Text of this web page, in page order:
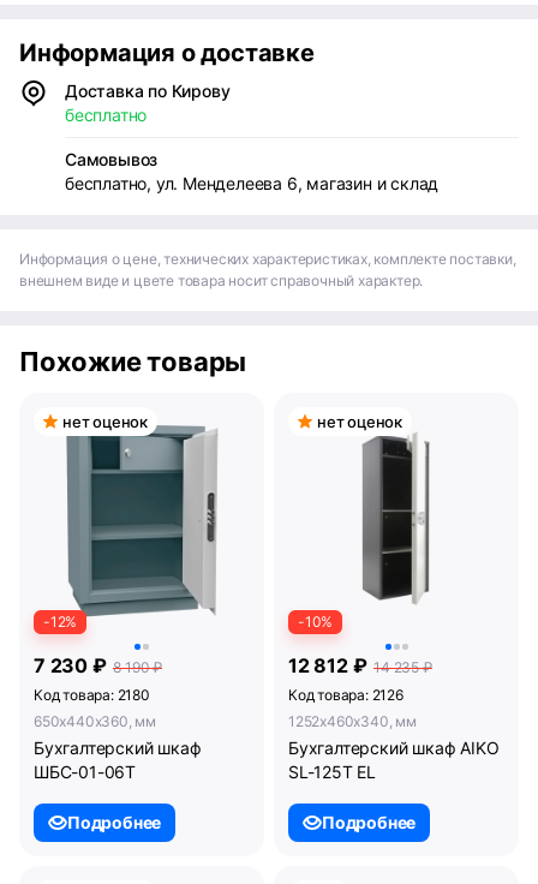
Информация о доставке
Доставка по Кирову
бесплатно
Самовывоз
бесплатно, ул. Менделеева 6, магазин и склад
Информация о цене, технических характеристиках, комплекте поставки,
внешнем виде и цвете товара носит справочный характер.
Похожие товары
нет оценок
-12%
7 230 ₽ 8 190 ₽
Код товара: 2180
650x440x360, мм
Бухгалтерский шкаф
ШБС-01-06Т
Подробнее
нет оценок
-10%
12 812 ₽ 14 235 ₽
Код товара: 2126
1252x460x340, мм
Бухгалтерский шкаф AIKO
SL-125Т EL
Подробнее